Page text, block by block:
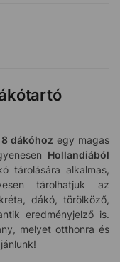
dákóhoz egy magas
Hollandiából
tárolására alkalmas,
tárolhatjuk az
dákó, törölköző,
eredményjelző is.
melyet otthonra és